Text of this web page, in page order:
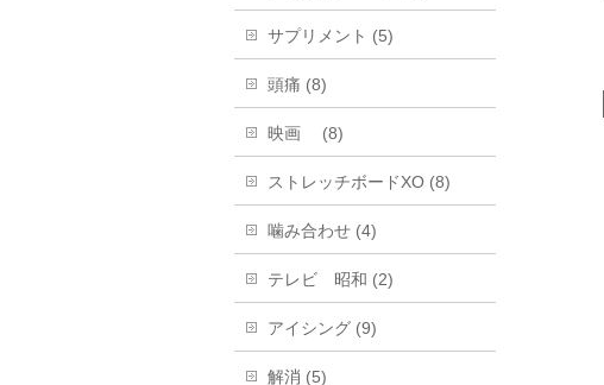
サプリメント (5)
頭痛 (8)
映画 (8)
ストレッチボードXO (8)
噛み合わせ (4)
テレビ 昭和 (2)
アイシング (9)
解消 (5)